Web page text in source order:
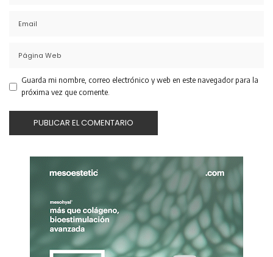
Guarda mi nombre, correo electrónico y web en este navegador para la
próxima vez que comente.